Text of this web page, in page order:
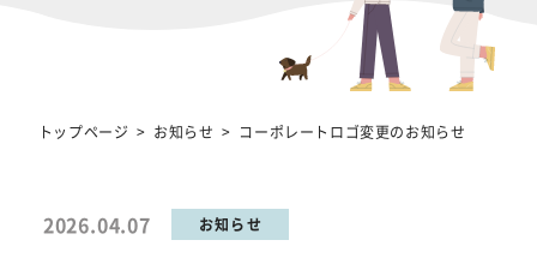
トップページ お知らせ コーポレートロゴ変更のお知らせ
2026.04.07 お知らせ